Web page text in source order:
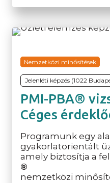
Nemzetközi minősítések
Jelenléti képzés (1022
PMI-PBA®
Céges
Programunk egy
gyakorlatorientált
amely biztosítja a
®
nemzetközi